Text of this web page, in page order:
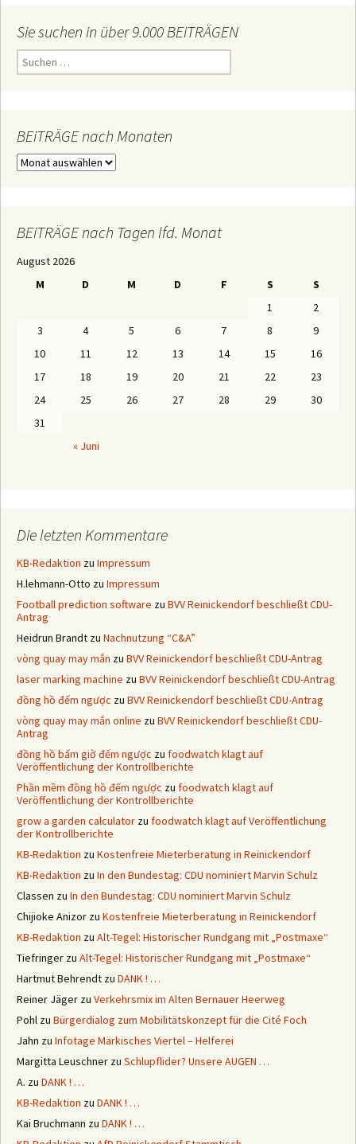
Sie suchen in über 9.000 BEiTRÄGEN
S
n
a
c
h
BEiTRÄGE nach Monaten
B
E
G
n
BEiTRÄGE nach Tagen lfd. Monat
August 2026
M
D M D F S S
« Juni
1
2
3
4 5 6 7 8
9
10
11 12 13 14 15
16
17
18 19 20 21 22
23
24
25 26 27 28 29
30
31
Die letzten Kommentare
KB-Redaktion zu Impressum
H.lehmann-Otto zu Impressum
Football prediction software zu BVV Reinickendorf beschließt CDU-
Antrag
Heidrun Brandt zu Nachnutzung “C&A”
vòng quay may mắn zu BVV Reinickendorf beschließt CDU-Antrag
laser marking machine zu BVV Reinickendorf beschließt CDU-Antrag
đồng hồ đếm ngược zu BVV Reinickendorf beschließt CDU-Antrag
vòng quay may mắn online zu BVV Reinickendorf beschließt CDU-
Antrag
đồng hồ bấm giờ đếm ngược zu foodwatch klagt auf
Veröffentlichung der Kontrollberichte
Phần mềm đồng hồ đếm ngược zu foodwatch klagt auf
Veröffentlichung der Kontrollberichte
grow a garden calculator zu foodwatch klagt auf Veröffentlichung
der Kontrollberichte
KB-Redaktion zu Kostenfreie Mieterberatung in Reinickendorf
KB-Redaktion zu In den Bundestag: CDU nominiert Marvin Schulz
Classen zu In den Bundestag: CDU nominiert Marvin Schulz
Chijioke Anizor zu Kostenfreie Mieterberatung in Reinickendorf
KB-Redaktion zu Alt-Tegel: Historischer Rundgang mit „Postmaxe“
Tiefringer zu Alt-Tegel: Historischer Rundgang mit „Postmaxe“
Hartmut Behrendt zu DANK ! …
Reiner Jäger zu Verkehrsmix im Alten Bernauer Heerweg
Pohl zu Bürgerdialog zum Mobilitätskonzept für die Cité Foch
Jahn zu Infotage Märkisches Viertel – Helferei
Margitta Leuschner zu Schlupflider? Unsere AUGEN …
A. zu DANK ! …
KB-Redaktion zu DANK ! …
Kai Bruchmann zu DANK ! …